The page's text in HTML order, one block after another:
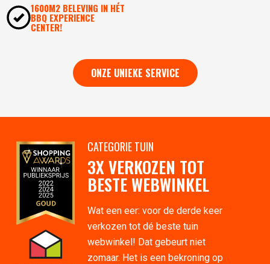
1600M2 BELEVING IN HÉT
BBQ EXPERIENCE
CENTER!
ONZE UNIEKE SERVICE
CATEGORIE TUIN
3X VERKOZEN TOT
BESTE WEBWINKEL
Wat een eer: voor de derde keer
verkozen tot dé beste tuin
webwinkel! Dat gebeurt niet
zomaar. Het is een bekroning op